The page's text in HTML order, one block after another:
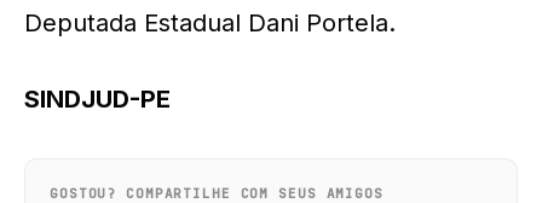
Deputada Estadual Dani Portela.
SINDJUD-PE
GOSTOU? COMPARTILHE COM SEUS AMIGOS